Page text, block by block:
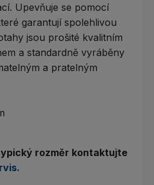
Upevňuje se pomocí
garantují spolehlivou
jsou prošité kvalitním
a standardně vyráběny
a pratelným
rozměr kontaktujte
.